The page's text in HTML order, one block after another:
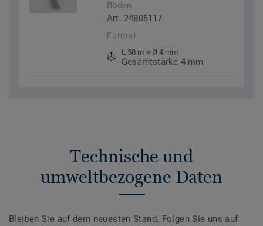
Böden
Art. 24806117
Format
L 50 m × Ø 4 mm
Gesamtstärke 4 mm
Technische und
umweltbezogene Daten
Bleiben Sie auf dem neuesten Stand. Folgen Sie uns auf